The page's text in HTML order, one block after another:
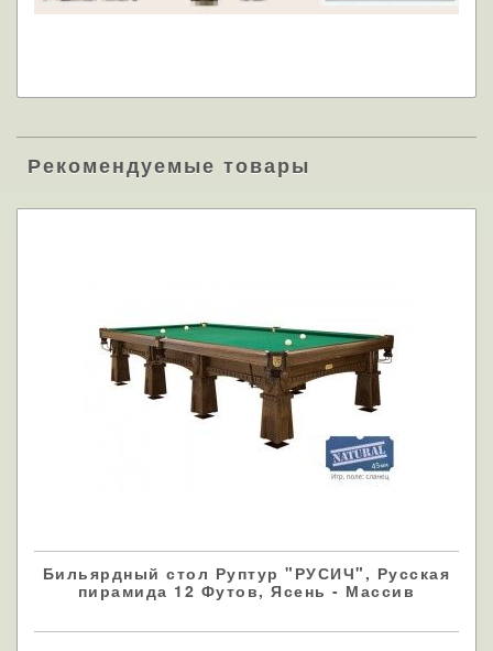
Рекомендуемые товары
Бильярдный стол Руптур "РУСИЧ", Русская
пирамида 12 Футов, Ясень - Массив